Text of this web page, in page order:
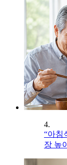
4.
“아침
장 높